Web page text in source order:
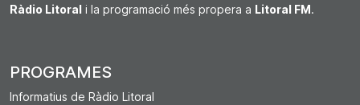
Ràdio Litoral i la programació més propera a Litoral FM.
PROGRAMES
Informatius de Ràdio Litoral